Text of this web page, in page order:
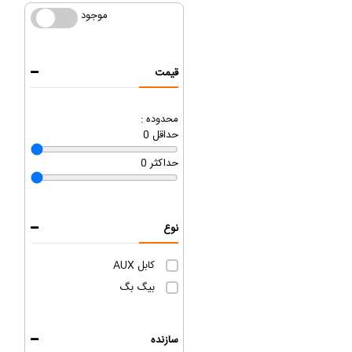
موجود موجود
قیمت
محدوده :
0 حداقل
0 حداکثر
نوع
کابل AUX
بیگ بگ
سازنده